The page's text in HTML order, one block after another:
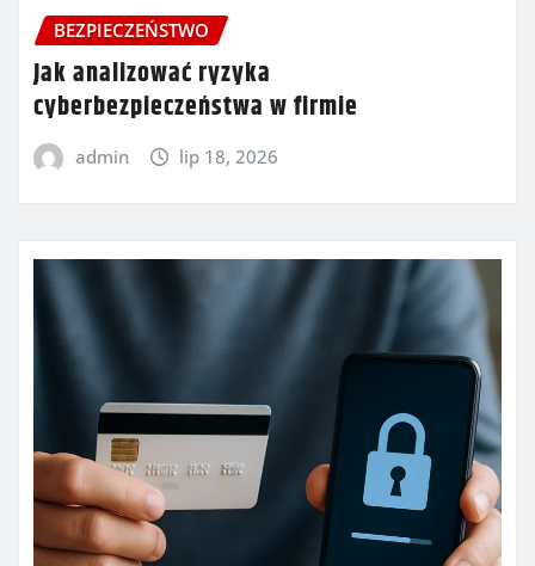
BEZPIECZEŃSTWO
Jak analizować ryzyka
cyberbezpieczeństwa w firmie
admin lip 18, 2026